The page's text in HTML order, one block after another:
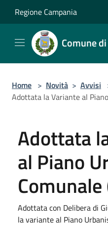
Regione Campania
Comune
Home > Novità > Avvisi
Adottata la Variante al
Adottata
al Piano
Comunale
Adottata con Delibera di
la variante al Piano